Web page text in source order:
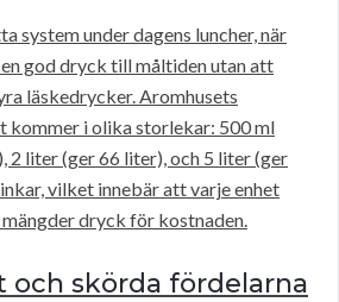
system under dagens luncher, när
god dryck till måltiden utan att
läskedrycker. Aromhusets
i olika storlekar: 500 ml
2 liter (ger 66 liter), och 5 liter (ger
vilket innebär att varje enhet
dryck för kostnaden.
och skörda fördelarna